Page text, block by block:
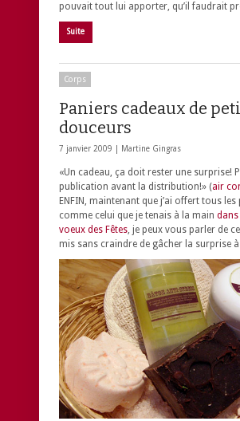
pouvait tout lui apporter, qu’il faudrait
Suite
Corps
Paniers cadeaux de
douceurs
7 janvier 2009 | Martine Gingras
«Un cadeau, ça doit rester une surprise!
publication avant la distribution!» (air
ENFIN, maintenant que j’ai offert tous
comme celui que je tenais à la main
voeux des Fêtes , je peux vous parler de
mis sans craindre de gâcher la surprise